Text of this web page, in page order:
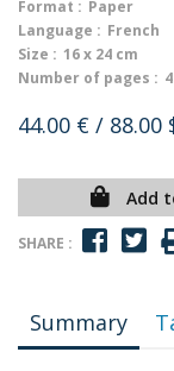
Format : Paper
Language : French
Size : 16 x 24 cm
Number of pages :
44.00 € / 88.00
Add
SHARE :
Summary